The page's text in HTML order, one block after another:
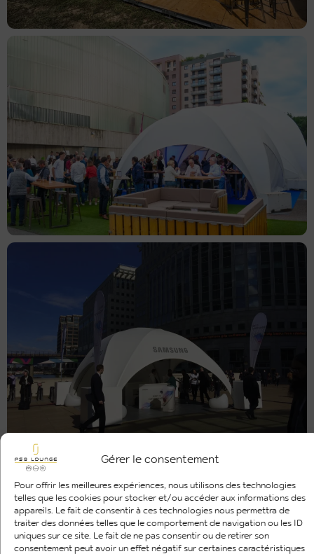
Gérer le consentement
Pour offrir les meilleures expériences, nous utilisons des technologies
telles que les cookies pour stocker et/ou accéder aux informations des
appareils. Le fait de consentir à ces technologies nous permettra de
traiter des données telles que le comportement de navigation ou les ID
uniques sur ce site. Le fait de ne pas consentir ou de retirer son
consentement peut avoir un effet négatif sur certaines caractéristiques